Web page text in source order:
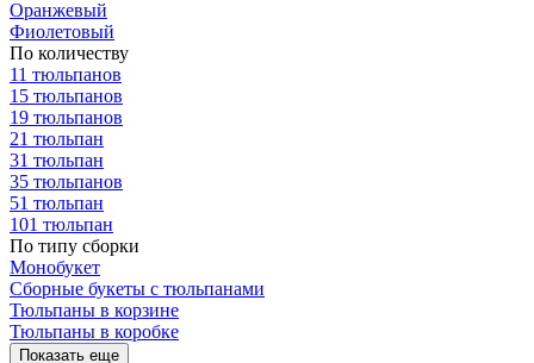
Оранжевый
Фиолетовый
По количеству
11 тюльпанов
15 тюльпанов
19 тюльпанов
21 тюльпан
31 тюльпан
35 тюльпанов
51 тюльпан
101 тюльпан
По типу сборки
Монобукет
Сборные букеты с тюльпанами
Тюльпаны в корзине
Тюльпаны в коробке
Показать еще